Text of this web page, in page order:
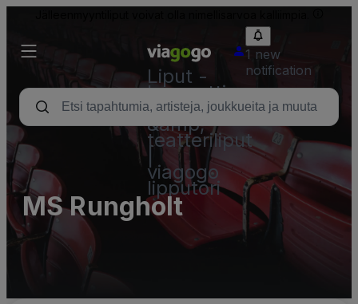
Liput -
konsertti,
urheilu
&amp;
teatteriliput
viagogo
lipputori
1 new
notification
MS Rungholt